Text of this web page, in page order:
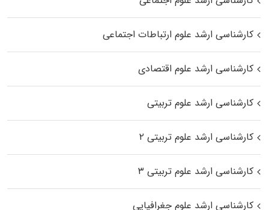
کارشناسی ارشد علوم ارتباطات اجتماعی
کارشناسی ارشد علوم اقتصادی
کارشناسی ارشد علوم تربیتی
کارشناسی ارشد علوم تربیتی ۲
کارشناسی ارشد علوم تربیتی ۳
کارشناسی ارشد علوم جغرافیایی